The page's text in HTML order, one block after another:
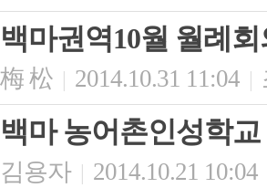
백마권역10월 월례회
梅 松 | 2014.10.31 11:04 |
백마 농어촌인성학교
김용자 | 2014.10.21 10:04